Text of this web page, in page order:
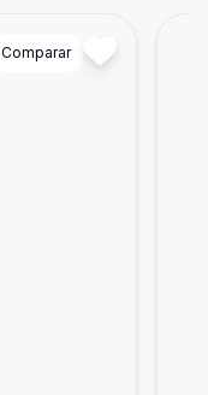
Comparar